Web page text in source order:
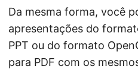
Da mesma forma, você
apresentações do
PPT ou do formato
para PDF com os